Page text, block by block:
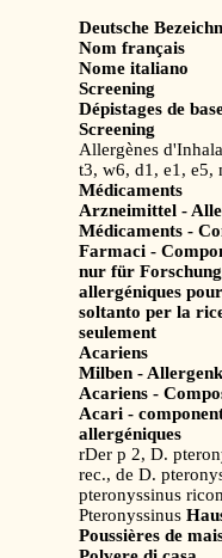
Deutsche
Nom français
Nome italiano
Screening
Dépistages de
Screening
Allergènes
t3, w6, d1, e1, e5,
Médicaments
Arzneimittel -
Médicaments -
Farmaci -
nur für
allergéniques
soltanto per la
seulement
Acariens
Milben -
Acariens -
Acari -
allergéniques
rDer p 2, D.
rec., de D.
pteronyssinus
Pteronyssinus
Poussières de